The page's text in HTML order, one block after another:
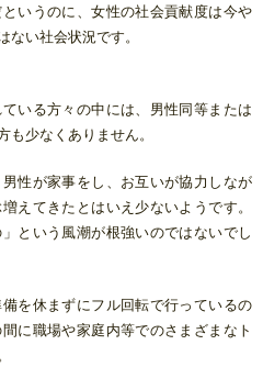
いうのに、女性の社会貢献度は今や
い社会状況です。
いる方々の中には、男性同等または
少なくありません。
性が家事をし、お互いが協力しなが
えてきたとはいえ少ないようです。
という風潮が根強いのではないでし
を休まずにフル回転で行っているの
に職場や家庭内等でのさまざまなト